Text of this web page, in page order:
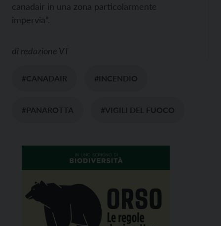
canadair in una zona particolarmente
impervia”.
di redazione VT
#CANADAIR #INCENDIO
#PANAROTTA #VIGILI DEL FUOCO